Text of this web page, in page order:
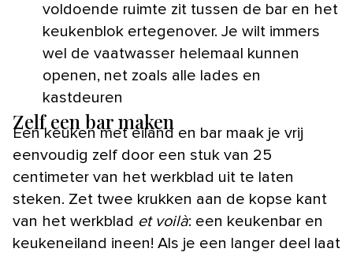
voldoende ruimte zit tussen de bar en het
keukenblok ertegenover. Je wilt immers
wel de vaatwasser helemaal kunnen
openen, net zoals alle lades en
kastdeuren
Zelf een bar maken
Een keuken met eiland en bar maak je vrij
eenvoudig zelf door een stuk van 25
centimeter van het werkblad uit te laten
steken. Zet twee krukken aan de kopse kant
van het werkblad et voilà: een keukenbar en
keukeneiland ineen! Als je een langer deel laat